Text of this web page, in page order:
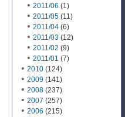
2011/06 (1)
2011/05 (11)
2011/04 (6)
2011/03 (12)
2011/02 (9)
2011/01 (7)
2010 (124)
2009 (141)
2008 (237)
2007 (257)
2006 (215)